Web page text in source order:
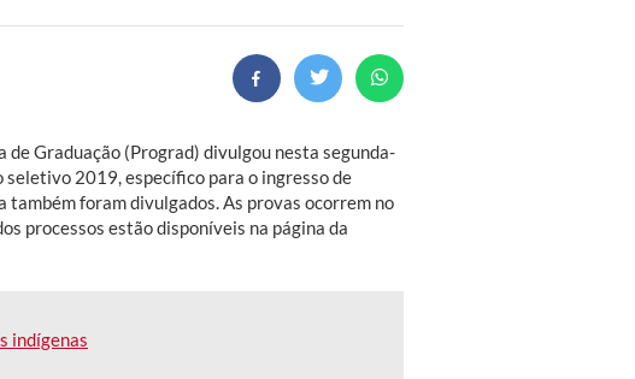
Graduação (Prograd) divulgou nesta segunda-
2019, específico para o ingresso de
também foram divulgados. As provas ocorrem no
processos estão disponíveis na página da
indígenas